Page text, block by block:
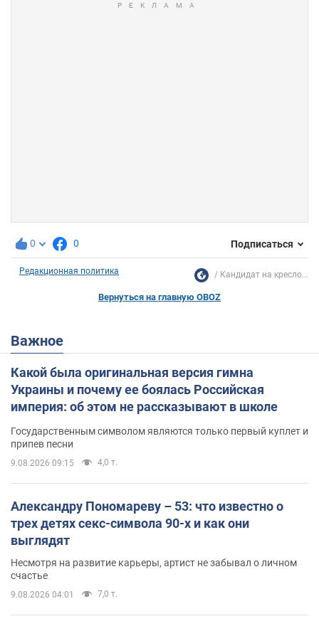
0 0 Подписаться
Редакционная политика Кандидат на кресло...
Вернуться на главную OBOZ
Важное
Какой была оригинальная версия гимна
Украины и почему ее боялась Российская
империя: об этом не рассказывают в школе
Государственным символом являются только первый куплет и
припев песни
9.08.2026 09:15 4,0 т.
Александру Пономареву – 53: что известно о
трех детях секс-символа 90-х и как они
выглядят
Несмотря на развитие карьеры, артист не забывал о личном
счастье
9.08.2026 04:01 7,0 т.